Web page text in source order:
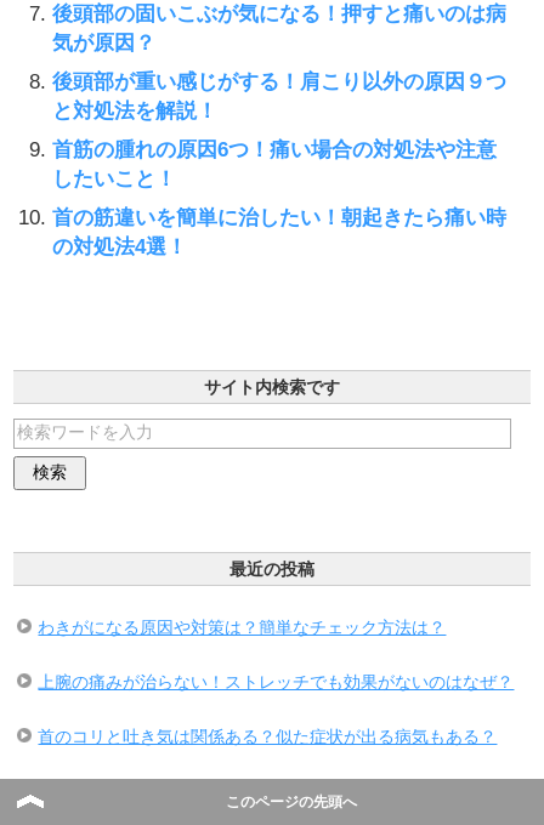
後頭部の固いこぶが気になる！押すと痛いのは病
気が原因？
後頭部が重い感じがする！肩こり以外の原因９つ
と対処法を解説！
首筋の腫れの原因6つ！痛い場合の対処法や注意
したいこと！
首の筋違いを簡単に治したい！朝起きたら痛い時
の対処法4選！
サイト内検索です
最近の投稿
わきがになる原因や対策は？簡単なチェック方法は？
上腕の痛みが治らない！ストレッチでも効果がないのはなぜ？
首のコリと吐き気は関係ある？似た症状が出る病気もある？
耳の下の腫れの原因は？熱はない場合も要注意な理由！
このページの先頭へ